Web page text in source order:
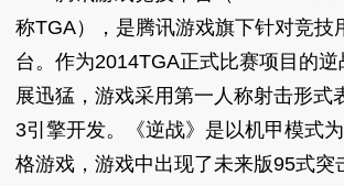
称TGA），是腾讯游戏旗下针对竞技
台。作为2014TGA正式比赛项目的
展迅猛，游戏采用第一人称射击形式
3引擎开发。《逆战》是以机甲模式
格游戏，游戏中出现了未来版95式突